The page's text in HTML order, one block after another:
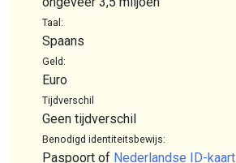
Taal:
Spaans
Geld:
Euro
Tijdverschil
Geen tijdverschil
Benodigd identiteitsbewijs:
Paspoort of Nederlandse ID-kaart